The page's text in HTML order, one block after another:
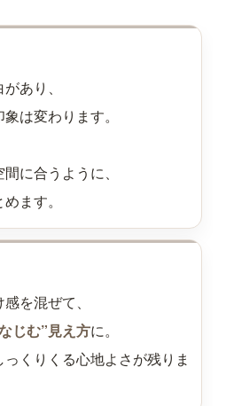
あり、
は変わります。
に合うように、
ます。
を混ぜて、
じむ”見え方に。
くりくる心地よさが残りま